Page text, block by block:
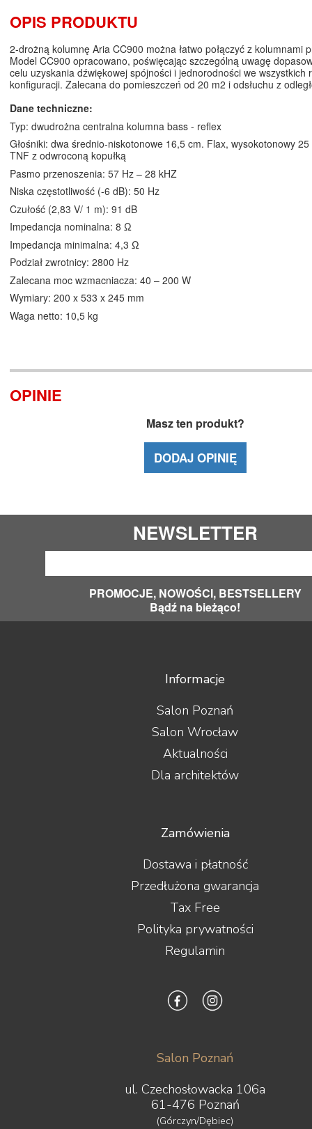
OPIS PRODUKTU
2-drożną kolumnę Aria CC900 można łatwo połączyć z kolumnami
Model CC900 opracowano, poświęcając szczególną uwagę
celu uzyskania dźwiękowej spójności i jednorodności we wszystkich
konfiguracji. Zalecana do pomieszczeń od 20 m2 i odsłuchu z
Dane techniczne:
Typ: dwudrożna centralna kolumna bass - reflex
Głośniki: dwa średnio-niskotonowe 16,5 cm. Flax, wysokotonowy
TNF z odwroconą kopułką
Pasmo przenoszenia: 57 Hz – 28 kHZ
Niska częstotliwość (-6 dB): 50 Hz
Czułość (2,83 V/ 1 m): 91 dB
Impedancja nominalna: 8 Ω
Impedancja minimalna: 4,3 Ω
Podział zwrotnicy: 2800 Hz
Zalecana moc wzmacniacza: 40 – 200 W
Wymiary: 200 x 533 x 245 mm
Waga netto: 10,5 kg
OPINIE
Masz ten produkt?
DODAJ OPINIĘ
NEWSLETTER
PROMOCJE, NOWOŚCI, BESTSELLERY
Bądź na bieżąco!
Informacje
Salon Poznań
Salon Wrocław
Aktualności
Dla architektów
Zamówienia
Dostawa i płatność
Przedłużona gwarancja
Tax Free
Polityka prywatności
Regulamin
Salon Poznań
ul. Czechosłowacka 106a
61-476 Poznań
(Górczyn/Dębiec)